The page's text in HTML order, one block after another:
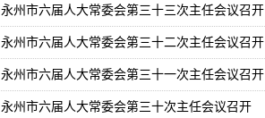
永州市六届人大常委会第三十三次主任会议召开
永州市六届人大常委会第三十二次主任会议召开
永州市六届人大常委会第三十一次主任会议召开
永州市六届人大常委会第三十次主任会议召开